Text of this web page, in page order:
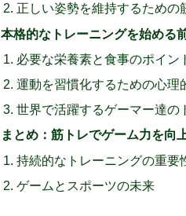
正しい姿勢を維持するための
本格的なトレーニングを始める
必要な栄養素と食事のポイン
運動を習慣化するための心理
世界で活躍するゲーマー達の
まとめ：筋トレでゲーム力を向
持続的なトレーニングの重要
ゲームとスポーツの未来